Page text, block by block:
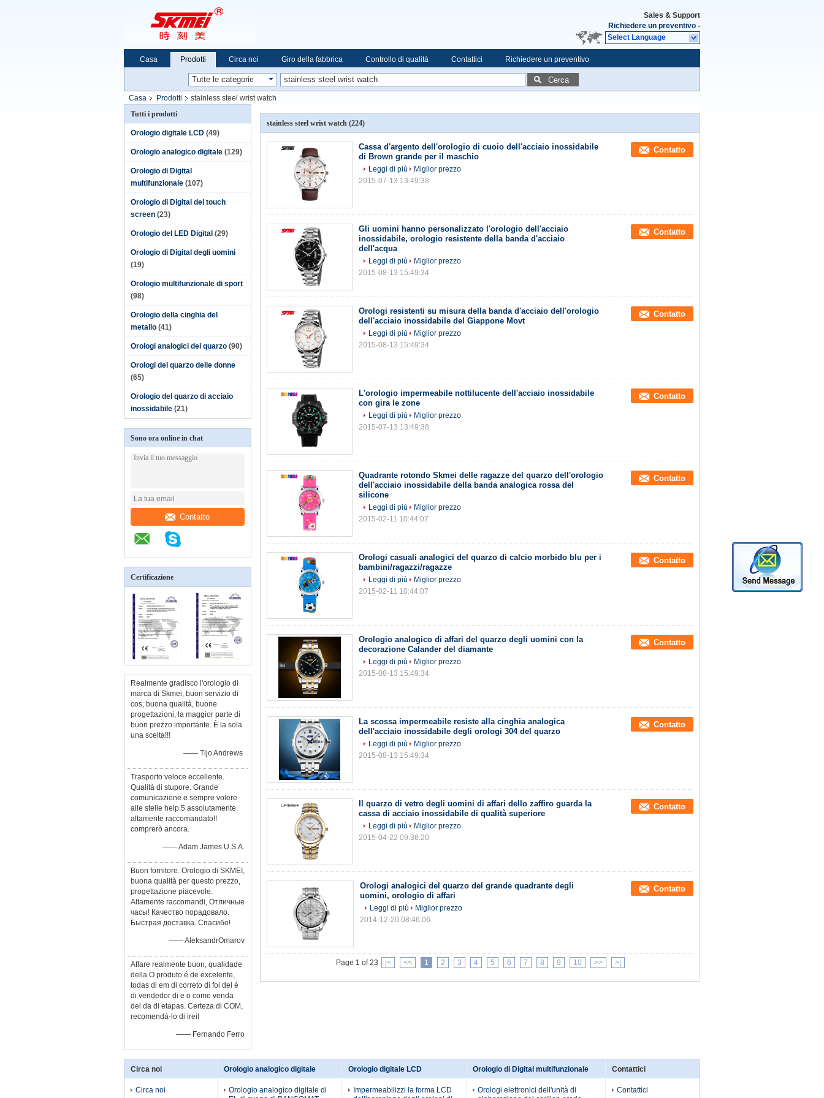
Sales & Support
Richiedere un preventivo -
Select Language
Casa Prodotti Circa noi Giro della fabbrica Controllo di qualità Contattici Richiedere un preventivo
Cerca
Casa Prodotti
stainless steel wrist watch
Tutti i prodotti
Orologio digitale LCD (49)
Orologio analogico digitale (129)
Orologio di Digital
multifunzionale (107)
Orologio di Digital del touch
screen (23)
Orologio del LED Digital (29)
Orologio di Digital degli uomini
(19)
Orologio multifunzionale di sport
(98)
Orologio della cinghia del
metallo (41)
Orologi analogici del quarzo (90)
Orologi del quarzo delle donne
(65)
Orologio del quarzo di acciaio
inossidabile (21)
Sono ora online in chat
Contatto
Certificazione
Realmente gradisco l'orologio di
marca di Skmei, buon servizio di
cos, buona qualità, buone
progettazioni, la maggior parte di
buon prezzo importante. È la sola
una scelta!!!
—— Tijo Andrews
Trasporto veloce eccellente.
Qualità di stupore. Grande
comunicazione e sempre volere
alle stelle help.5 assolutamente.
altamente raccomandato!!
comprerò ancora.
—— Adam James U.S.A.
Buon fornitore. Orologio di SKMEI,
buona qualità per questo prezzo,
progettazione piacevole.
Altamente raccomandi, Отличные
часы! Качество порадовало.
Быстрая доставка. Спасибо!
—— AleksandrOmarov
Affare realmente buon, qualidade
della O produto é de excelente,
todas di em di correto di foi del é
di vendedor di e o come venda
del da di etapas. Certeza di COM,
recomendá-lo di irei!
—— Fernando Ferro
stainless steel wrist watch (224)
Cassa d'argento dell'orologio di cuoio dell'acciaio inossidabile
di Brown grande per il maschio
Contatto
Leggi di più
Miglior prezzo
2015-07-13 13:49:38
Gli uomini hanno personalizzato l'orologio dell'acciaio
inossidabile, orologio resistente della banda d'acciaio
dell'acqua
Contatto
Leggi di più
Miglior prezzo
2015-08-13 15:49:34
Orologi resistenti su misura della banda d'acciaio dell'orologio
dell'acciaio inossidabile del Giappone Movt
Contatto
Leggi di più
Miglior prezzo
2015-08-13 15:49:34
L'orologio impermeabile nottilucente dell'acciaio inossidabile
con gira le zone
Contatto
Leggi di più
Miglior prezzo
2015-07-13 13:49:38
Quadrante rotondo Skmei delle ragazze del quarzo dell'orologio
dell'acciaio inossidabile della banda analogica rossa del
silicone
Contatto
Leggi di più
Miglior prezzo
2015-02-11 10:44:07
Orologi casuali analogici del quarzo di calcio morbido blu per i
bambini/ragazzi/ragazze
Contatto
Leggi di più
Miglior prezzo
2015-02-11 10:44:07
Orologio analogico di affari del quarzo degli uomini con la
decorazione Calander del diamante
Contatto
Leggi di più
Miglior prezzo
2015-08-13 15:49:34
La scossa impermeabile resiste alla cinghia analogica
dell'acciaio inossidabile degli orologi 304 del quarzo
Contatto
Leggi di più
Miglior prezzo
2015-08-13 15:49:34
Il quarzo di vetro degli uomini di affari dello zaffiro guarda la
cassa di acciaio inossidabile di qualità superiore
Contatto
Leggi di più
Miglior prezzo
2015-04-22 09:36:20
Orologi analogici del quarzo del grande quadrante degli
uomini, orologio di affari
Contatto
Leggi di più
Miglior prezzo
2014-12-20 08:46:06
Page 1 of 23 |< << 1 2 3 4 5 6 7 8 9 10 >> >|
Circa noi
Circa noi
Orologio analogico digitale
Orologio analogico digitale di
Orologio digitale LCD
Impermeabilizzi la forma LCD
Orologio di Digital multifunzionale
Orologi elettronici dell'unità di
Contattici
Contattici